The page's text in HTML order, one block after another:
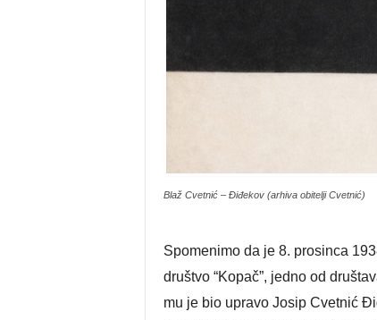
Blaž Cvetnić – Điđekov (arhiva obitelji Cvetnić)
Spomenimo da je 8. prosinca
društvo “Kopač”, jedno od
mu je bio upravo Josip Cvetnić